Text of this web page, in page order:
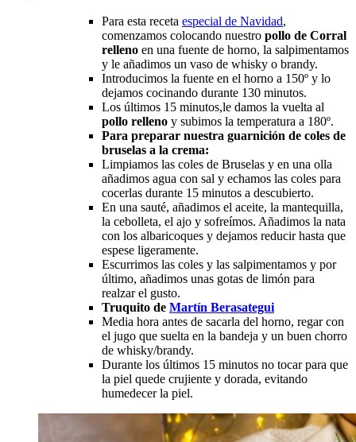
Para esta receta especial de Navidad,
comenzamos colocando nuestro pollo de Corral
relleno en una fuente de horno, la salpimentamos
y le añadimos un vaso de whisky o brandy.
Introducimos la fuente en el horno a 150º y lo
dejamos cocinando durante 130 minutos.
Los últimos 15 minutos,le damos la vuelta al
pollo relleno y subimos la temperatura a 180º.
Para preparar nuestra guarnición de coles de
bruselas a la crema:
Limpiamos las coles de Bruselas y en una olla
añadimos agua con sal y echamos las coles para
cocerlas durante 15 minutos a descubierto.
En una sauté, añadimos el aceite, la mantequilla,
la cebolleta, el ajo y sofreímos. Añadimos la nata
con los albaricoques y dejamos reducir hasta que
espese ligeramente.
Escurrimos las coles y las salpimentamos y por
último, añadimos unas gotas de limón para
realzar el gusto.
Truquito de Martín Berasategui
Media hora antes de sacarla del horno, regar con
el jugo que suelta en la bandeja y un buen chorro
de whisky/brandy.
Durante los últimos 15 minutos no tocar para que
la piel quede crujiente y dorada, evitando
humedecer la piel.